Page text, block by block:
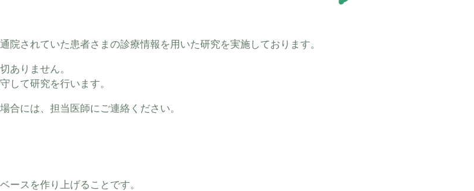
されていた患者さまの診療情報を用いた研究を実施しております。
ありません。
して研究を行います。
合には、担当医師にご連絡ください。
ースを作り上げることです。